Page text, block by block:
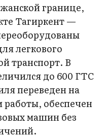
границе,
Тагиркент —
легкового
транспорт. В
до 600 ГТС
переведен на
обеспечен
машин без